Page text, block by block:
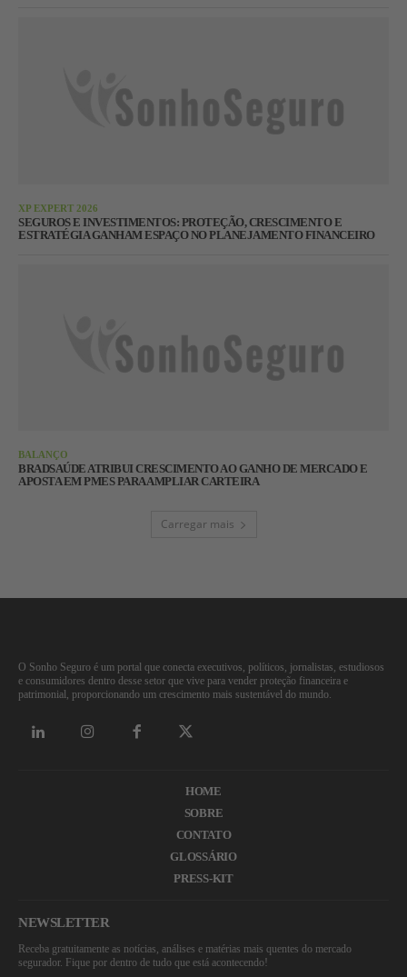
XP EXPERT 2026
SEGUROS E INVESTIMENTOS: PROTEÇÃO, CRESCIMENTO E
ESTRATÉGIA GANHAM ESPAÇO NO PLANEJAMENTO FINANCEIRO
BALANÇO
BRADSAÚDE ATRIBUI CRESCIMENTO AO GANHO DE MERCADO E
APOSTA EM PMES PARA AMPLIAR CARTEIRA
Carregar mais
O Sonho Seguro é um portal que conecta executivos, políticos, jornalistas, estudiosos
e consumidores dentro desse setor que vive para vender proteção financeira e
patrimonial, proporcionando um crescimento mais sustentável do mundo.
HOME
SOBRE
CONTATO
GLOSSÁRIO
PRESS-KIT
NEWSLETTER
Receba gratuitamente as notícias, análises e matérias mais quentes do mercado
segurador. Fique por dentro de tudo que está acontecendo!